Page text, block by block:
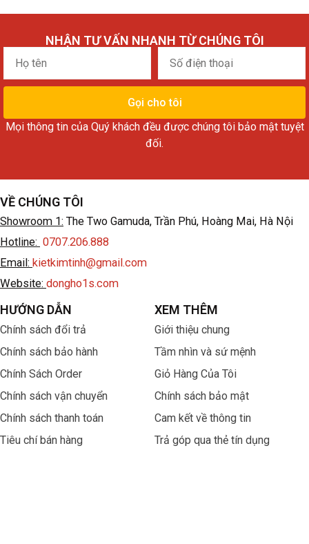
NHẬN TƯ VẤN NHANH TỪ CHÚNG TÔI
Họ
tên
điện
thoại
Gọi cho tôi
Mọi thông tin của Quý khách đều được chúng tôi bảo mật tuyệt
đối.
VỀ CHÚNG TÔI
Showroom 1: The Two Gamuda, Trần Phú, Hoàng Mai, Hà Nội
Hotline: 0707.206.888
Email: kietkimtinh@gmail.com
Website: dongho1s.com
HƯỚNG DẪN
Chính sách đổi trả
Chính sách bảo hành
Chính Sách Order
Chính sách vận chuyển
Chính sách thanh toán
Tiêu chí bán hàng
XEM THÊM
Giới thiệu chung
Tầm nhìn và sứ mệnh
Giỏ Hàng Của Tôi
Chính sách bảo mật
Cam kết về thông tin
Trả góp qua thẻ tín dụng